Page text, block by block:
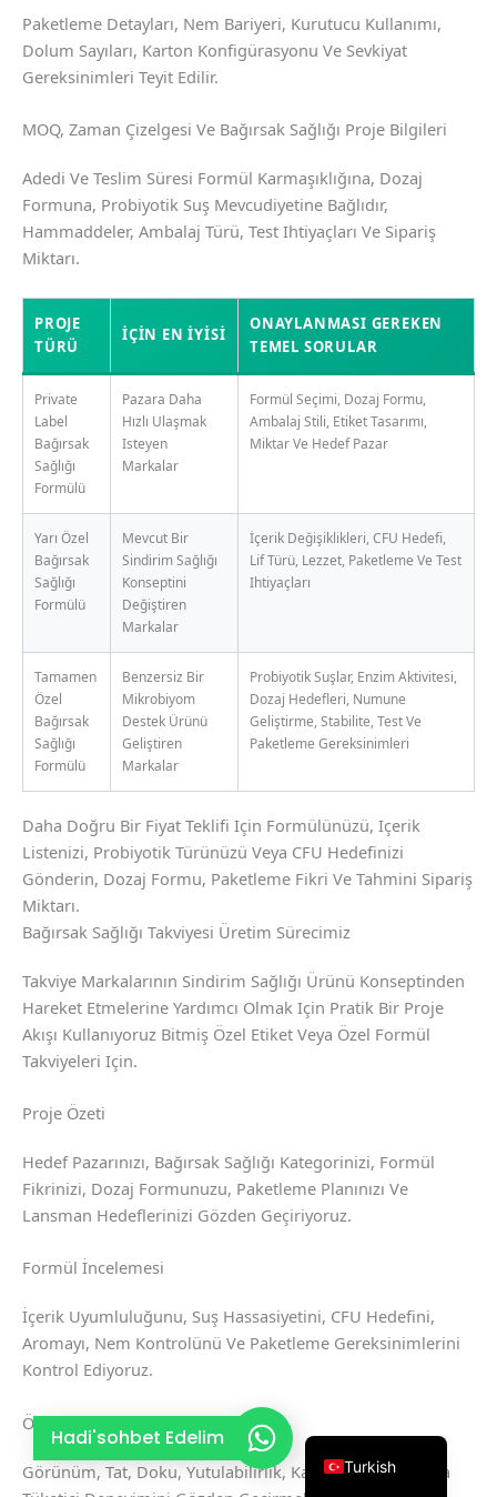
Paketleme Detayları, Nem Bariyeri, Kurutucu Kullanımı,
Dolum Sayıları, Karton Konfigürasyonu Ve Sevkiyat
Gereksinimleri Teyit Edilir.
MOQ, Zaman Çizelgesi Ve Bağırsak Sağlığı Proje Bilgileri
Adedi Ve Teslim Süresi Formül Karmaşıklığına, Dozaj
Formuna, Probiyotik Suş Mevcudiyetine Bağlıdır,
Hammaddeler, Ambalaj Türü, Test Ihtiyaçları Ve Sipariş
Miktarı.
PROJE
TÜRÜ
İÇIN EN İYISI
ONAYLANMASI GEREKEN
TEMEL SORULAR
Private
Label
Bağırsak
Sağlığı
Formülü
Pazara Daha
Hızlı Ulaşmak
Isteyen
Markalar
Formül Seçimi, Dozaj Formu,
Ambalaj Stili, Etiket Tasarımı,
Miktar Ve Hedef Pazar
Yarı Özel
Bağırsak
Sağlığı
Formülü
Mevcut Bir
Sindirim Sağlığı
Konseptini
Değiştiren
Markalar
İçerik Değişiklikleri, CFU Hedefi,
Lif Türü, Lezzet, Paketleme Ve Test
Ihtiyaçları
Tamamen
Özel
Bağırsak
Sağlığı
Formülü
Benzersiz Bir
Mikrobiyom
Destek Ürünü
Geliştiren
Markalar
Probiyotik Suşlar, Enzim Aktivitesi,
Dozaj Hedefleri, Numune
Geliştirme, Stabilite, Test Ve
Paketleme Gereksinimleri
Daha Doğru Bir Fiyat Teklifi Için Formülünüzü, Içerik
Listenizi, Probiyotik Türünüzü Veya CFU Hedefinizi
Gönderin, Dozaj Formu, Paketleme Fikri Ve Tahmini Sipariş
Miktarı.
Bağırsak Sağlığı Takviyesi Üretim Sürecimiz
Takviye Markalarının Sindirim Sağlığı Ürünü Konseptinden
Hareket Etmelerine Yardımcı Olmak Için Pratik Bir Proje
Akışı Kullanıyoruz Bitmiş Özel Etiket Veya Özel Formül
Takviyeleri Için.
Proje Özeti
Hedef Pazarınızı, Bağırsak Sağlığı Kategorinizi, Formül
Fikrinizi, Dozaj Formunuzu, Paketleme Planınızı Ve
Lansman Hedeflerinizi Gözden Geçiriyoruz.
Formül İncelemesi
İçerik Uyumluluğunu, Suş Hassasiyetini, CFU Hedefini,
Aromayı, Nem Kontrolünü Ve Paketleme Gereksinimlerini
Kontrol Ediyoruz.
Örnek Geliştirme
Görünüm, Tat, Doku, Yutulabilirlik, Karıştırılabilirlik Veya
Hadi'sohbet Edelim
Turkish
Korean
Spanish
Vietnamese
French
Chinese